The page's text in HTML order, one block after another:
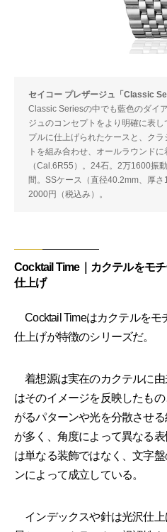
セイコー プレザージュ「Classic
Classic Seriesの中でも藍色のダイ
ジュのコンセプトをより明確に表
プルに仕上げられたケースと、ク
トを組み合わせ、オールラウンド
（Cal.6R55）。24石。2万1600振
間。SSケース（直径40.2mm、厚
2000円（税込み）。
Cocktail Time｜カクテルをモ
仕上げ
Cocktail Timeはカクテルをモ
仕上げが特徴のシリーズだ。
着想源は実在のカクテルに
はそのイメージを反映したも
がるパターンや光を分散させ
が多く、角度によって異なる
は単なる装飾ではなく、文字
ンによって成立している。
インデックスや針は光沢仕